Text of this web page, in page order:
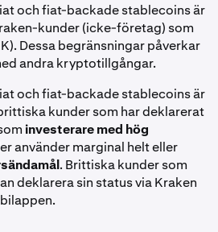
och fiat-backade stablecoins är
kunder (icke-företag) som
Dessa begränsningar påverkar
andra kryptotillgångar.
och fiat-backade stablecoins är
kunder som har deklarerat
investerare med hög
använder marginal helt eller
. Brittiska kunder som
deklarera sin status via Kraken